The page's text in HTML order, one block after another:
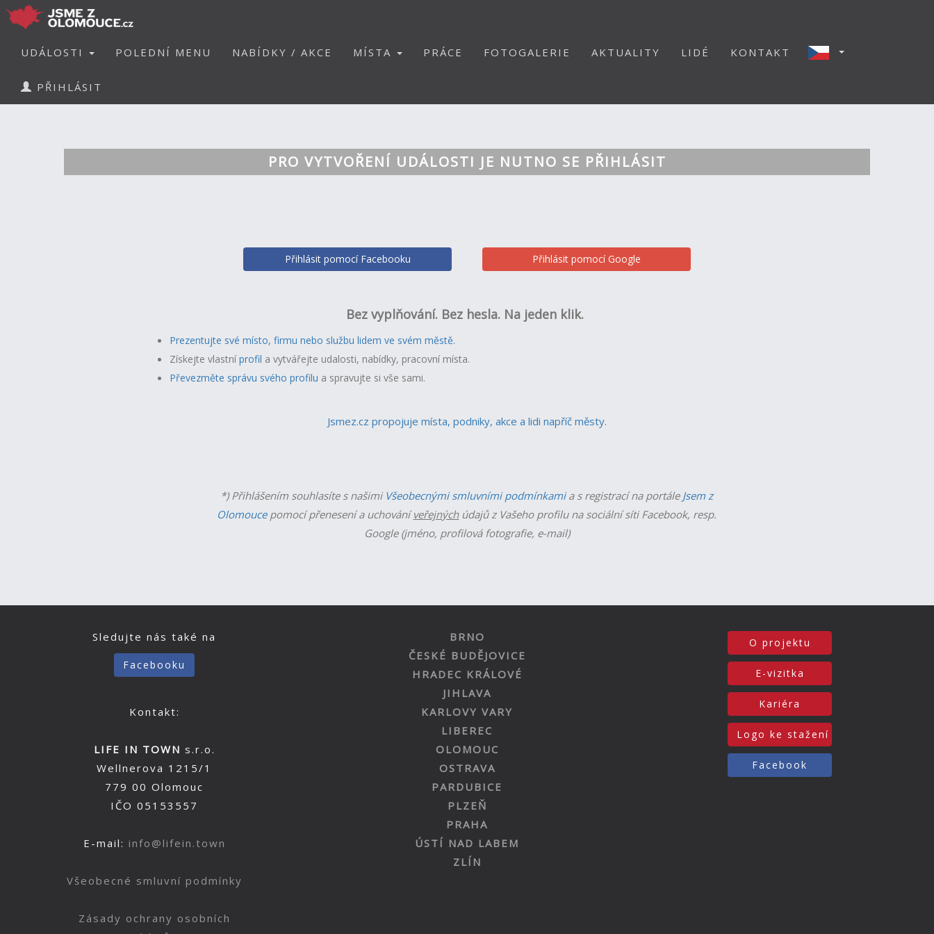
UDÁLOSTI POLEDNÍ MENU NABÍDKY / AKCE MÍSTA PRÁCE FOTOGALERIE AKTUALITY LIDÉ KONTAKT
PŘIHLÁSIT
PRO VYTVOŘENÍ UDÁLOSTI JE NUTNO SE PŘIHLÁSIT
Přihlásit pomocí Facebooku Přihlásit pomocí Google
Bez vyplňování. Bez hesla. Na jeden klik.
Prezentujte své místo, firmu nebo službu lidem ve svém městě.
Získejte vlastní profil a vytvářejte udalosti, nabídky, pracovní místa.
Převezměte správu svého profilu a spravujte si vše sami.
Jsmez.cz propojuje místa, podniky, akce a lidi napříč městy.
*) Přihlášením souhlasíte s našimi Všeobecnými smluvními podmínkamia s registrací na portále Jsem z
Olomoucepomocí přenesení a uchováníveřejnýchúdajů z Vašeho profilu na sociální síti Facebook, resp.
Google (jméno, profilová fotografie, e-mail)
Sledujte nás také na
Facebooku
Kontakt:
LIFE IN TOWN s.r.o.
Wellnerova 1215/1
779 00 Olomouc
IČO 05153557
E-mail: info@lifein.town
Všeobecné smluvní podmínky
Zásady ochrany osobních
BRNO
ČESKÉ BUDĚJOVICE
HRADEC KRÁLOVÉ
JIHLAVA
KARLOVY VARY
LIBEREC
OLOMOUC
OSTRAVA
PARDUBICE
PLZEŇ
PRAHA
ÚSTÍ NAD LABEM
ZLÍN
O projektu
E-vizitka
Kariéra
Logo ke stažení
Facebook